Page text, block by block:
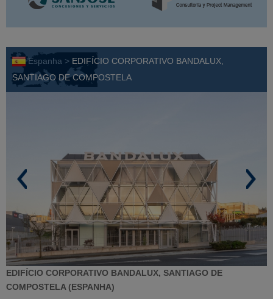
Espanha > EDIFÍCIO CORPORATIVO BANDALUX,
SANTIAGO DE COMPOSTELA
EDIFÍCIO CORPORATIVO BANDALUX, SANTIAGO DE
COMPOSTELA (ESPANHA)